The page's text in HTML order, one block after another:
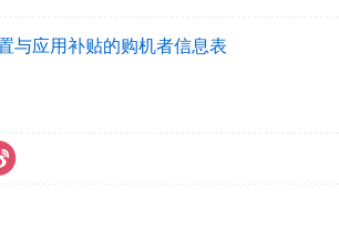
与应用补贴的购机者信息表